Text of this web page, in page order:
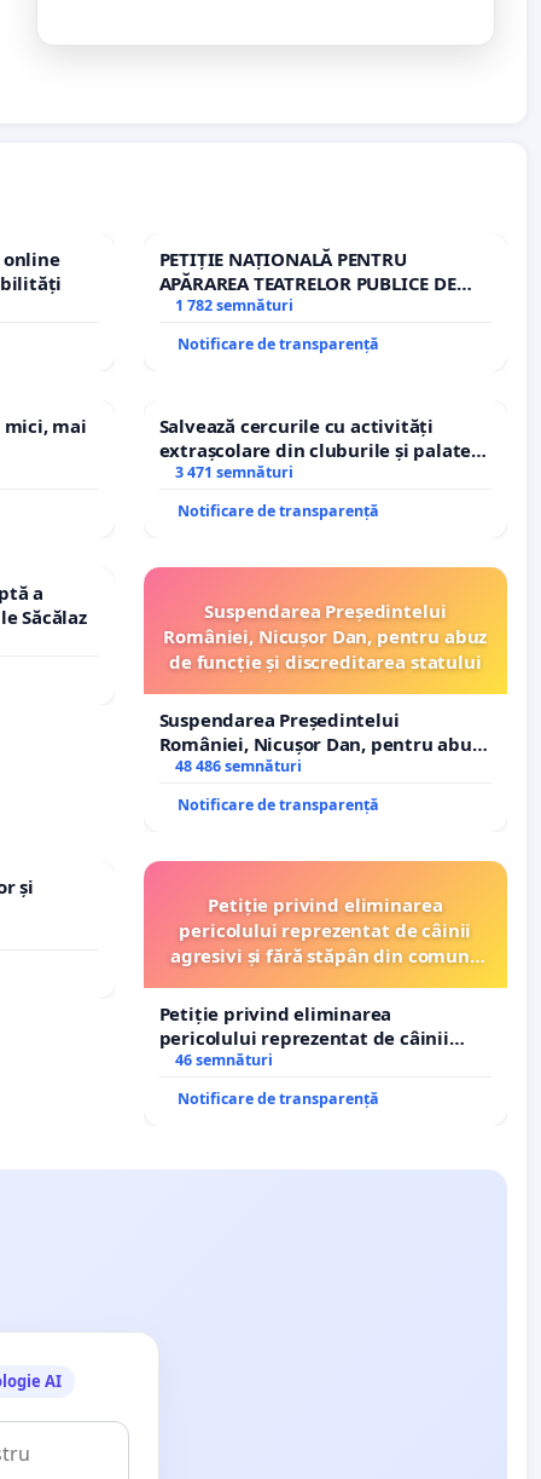
PETIȚIE NAȚIONALĂ PENTRU
APĂRAREA TEATRELOR PUBLICE DE
REPERTORIU DIN ROMÂNIA
1 782 semnături
Notificare de transparență
mai
Salvează cercurile cu activități
extrașcolare din cluburile și palatele
copiilor
3 471 semnături
Notificare de transparență
a
Săcălaz
Suspendarea Președintelui
României, Nicușor Dan, pentru abuz
de funcție și discreditarea statului
Suspendarea Președintelui
României, Nicușor Dan, pentru abuz
de funcție și discreditarea statului
48 486 semnături
Notificare de transparență
și
Petiție privind eliminarea
pericolului reprezentat de câinii
agresivi și fără stăpân din comuna
Petiție privind eliminarea
pericolului reprezentat de câinii
agresivi și fără stăpân din comuna
46 semnături
Notificare de transparență
AI